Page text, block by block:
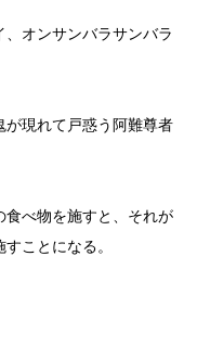
オンサンバラサンバラ
現れて戸惑う阿難尊者
食べ物を施すと、それが
ことになる。